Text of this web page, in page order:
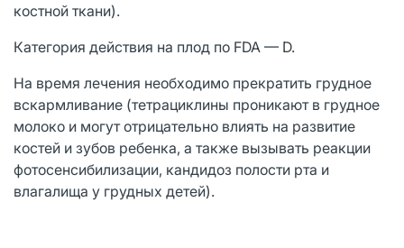
костной ткани).
Категория действия на плод по FDA — D.
На время лечения необходимо прекратить грудное
вскармливание (тетрациклины проникают в грудное
молоко и могут отрицательно влиять на развитие
костей и зубов ребенка, а также вызывать реакции
фотосенсибилизации, кандидоз полости рта и
влагалища у грудных детей).